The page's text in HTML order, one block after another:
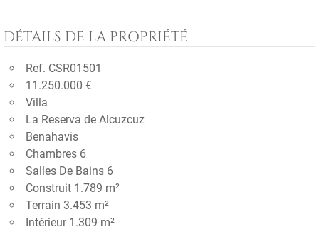
DÉTAILS DE LA PROPRIÉTÉ
Ref. CSR01501
11.250.000 €
Villa
La Reserva de Alcuzcuz
Benahavis
Chambres 6
Salles De Bains 6
Construit 1.789 m²
Terrain 3.453 m²
Intérieur 1.309 m²